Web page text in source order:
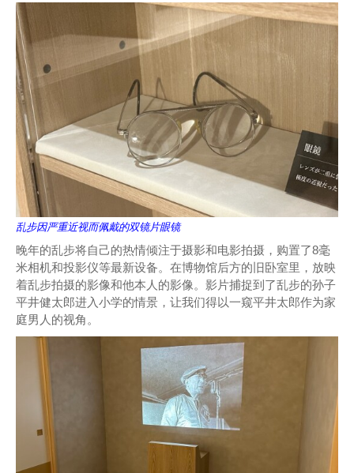
乱步因严重近视而佩戴的双镜片眼镜
晚年的乱步将自己的热情倾注于摄影和电影拍摄，购置了8毫
米相机和投影仪等最新设备。在博物馆后方的旧卧室里，放映
着乱步拍摄的影像和他本人的影像。影片捕捉到了乱步的孙子
平井健太郎进入小学的情景，让我们得以一窥平井太郎作为家
庭男人的视角。